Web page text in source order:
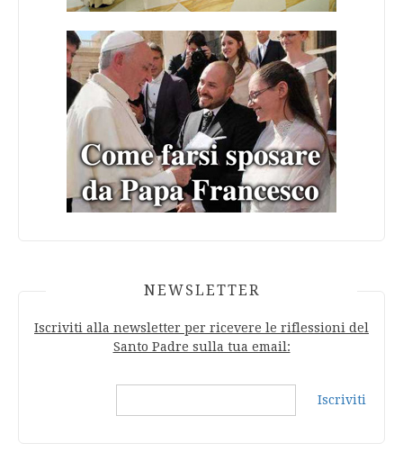
NEWSLETTER
Iscriviti alla newsletter per ricevere le riflessioni del
Santo Padre sulla tua email:
Iscriviti